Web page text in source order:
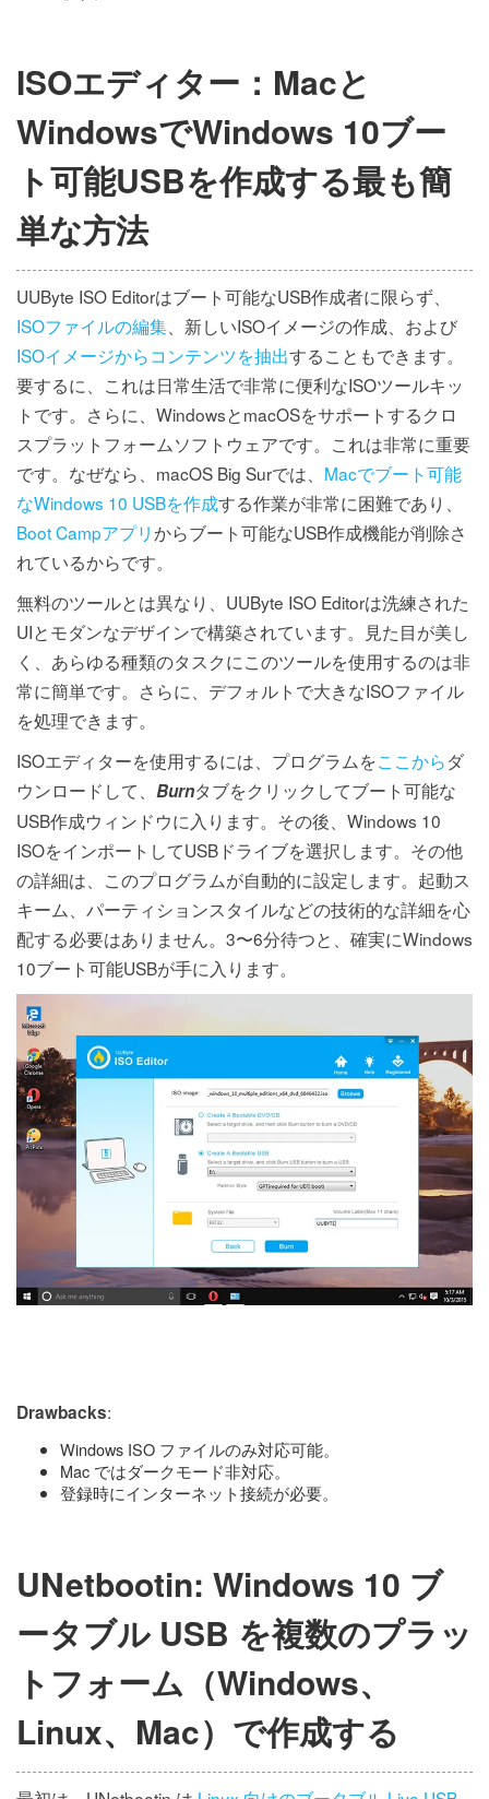
ISOエディター：Macと
WindowsでWindows 10ブー
ト可能USBを作成する最も簡
単な方法
UUByte ISO Editorはブート可能なUSB作成者に限らず、
ISOファイルの編集 、新しいISOイメージの作成、および
ISOイメージからコンテンツを抽出することもできます。
要するに、これは日常生活で非常に便利なISOツールキッ
トです。さらに、WindowsとmacOSをサポートするクロ
スプラットフォームソフトウェアです。これは非常に重要
です。なぜなら、macOS Big Surでは、 Macでブート可能
なWindows 10 USBを作成する作業が非常に困難であり、
Boot Campアプリからブート可能なUSB作成機能が削除さ
れているからです。
無料のツールとは異なり、UUByte ISO Editorは洗練された
UIとモダンなデザインで構築されています。見た目が美し
く、あらゆる種類のタスクにこのツールを使用するのは非
常に簡単です。さらに、デフォルトで大きなISOファイル
を処理できます。
ISOエディターを使用するには、プログラムをここからダ
ウンロードして、 Burnタブをクリックしてブート可能な
USB作成ウィンドウに入ります。その後、Windows 10
ISOをインポートしてUSBドライブを選択します。その他
の詳細は、このプログラムが自動的に設定します。起動ス
キーム、パーティションスタイルなどの技術的な詳細を心
配する必要はありません。3〜6分待つと、確実にWindows
10ブート可能USBが手に入ります。
Drawbacks:
Windows ISO ファイルのみ対応可能。
Mac ではダークモード非対応。
登録時にインターネット接続が必要。
UNetbootin: Windows 10 ブ
ータブル USB を複数のプラッ
トフォーム（Windows、
Linux、Mac）で作成する